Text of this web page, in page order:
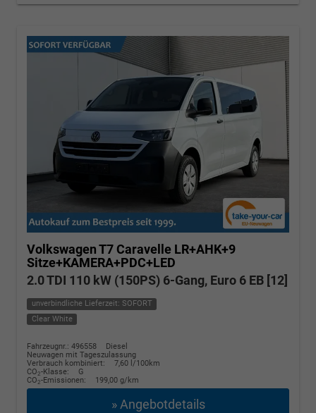
Volkswagen T7 Caravelle LR+AHK+9
Sitze+KAMERA+PDC+LED
2.0 TDI 110 kW (150PS) 6-Gang, Euro 6 EB [12]
unverbindliche Lieferzeit: SOFORT
Clear White
Fahrzeugnr.: 496558
Diesel
Neuwagen mit Tageszulassung
Verbrauch kombiniert:
7,60 l/100km
CO2-Klasse:
G
CO2-Emissionen: 199,00 g/km
» Angebotdetails